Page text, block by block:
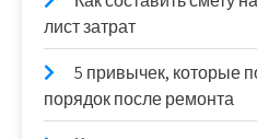
лист затрат
5 привычек, которые
порядок после ремонта